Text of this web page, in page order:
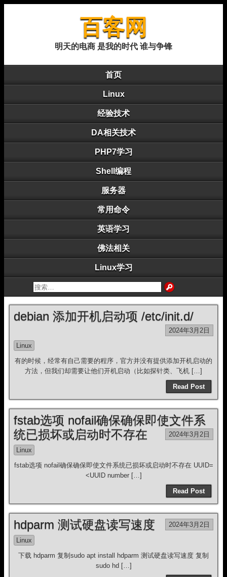
百客网
明天的电商 是我的时代 谁与争锋
首页
Linux
经验技术
DA相关技术
PHP7学习
Shell编程
服务器
常用命令
英语学习
佛法相关
Linux学习
debian 添加开机启动项 /etc/init.d/
2024年3月2日
Linux
有的时候，经常有自己需要的程序，官方并没有提供添加开机启动的
方法，但我们却需要让他们开机启动（比如探针类、飞机 […]
Read Post
fstab选项 nofail确保确保即使文件系
统已损坏或启动时不存在
2024年3月2日
Linux
fstab选项 nofail确保确保即使文件系统已损坏或启动时不存在 UUID=
<UUID number […]
Read Post
hdparm 测试硬盘读写速度 2024年3月2日
Linux
下载 hdparm 复制sudo apt install hdparm 测试硬盘读写速度 复制
sudo hd […]